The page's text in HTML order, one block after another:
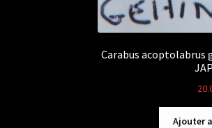
Carabus acoptolabrus
Ajouter